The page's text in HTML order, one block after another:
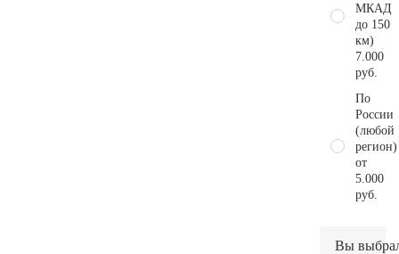
МКАД
до 150
км)
7.000
руб.
По
России
(любой
регион)
от
5.000
руб.
Вы